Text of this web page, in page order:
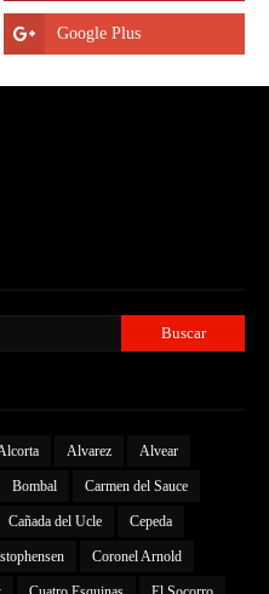
Alvarez Alvear
Bombal Carmen del Sauce
Cañada del Ucle Cepeda
Coronel Arnold